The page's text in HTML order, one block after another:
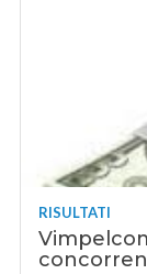
RISULTATI